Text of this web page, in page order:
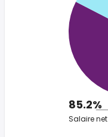
85.2%
Salaire net